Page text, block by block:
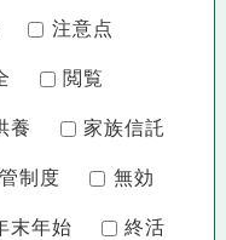
注意点
閲覧
養 家族信託
制度 無効
末年始 終活